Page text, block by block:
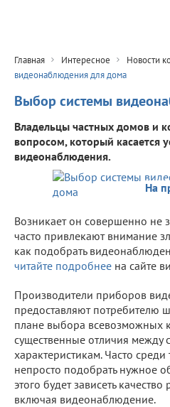
Главная Интересное Новости
видеонаблюдения для дома
Выбор системы
Владельцы частных домов и
вопросом, который касается
видеонаблюдения.
На
Возникает он совершенно не
часто привлекают внимание
как подобрать
читайте подробнее на сайте
Производители приборов
предоставляют потребителю
плане выбора всевозможных
существенные отличия между
характеристикам. Часто
непросто подобрать нужное
этого будет зависеть
включая видеонаблюдение.